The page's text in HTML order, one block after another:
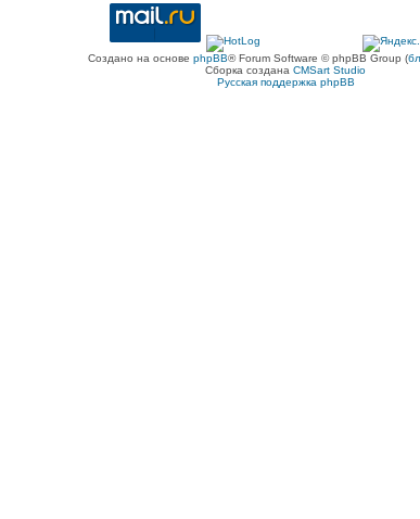
Создано на основе phpBB® Forum Software © phpBB Group (
Сборка создана CMSart Studio
Русская поддержка phpBB